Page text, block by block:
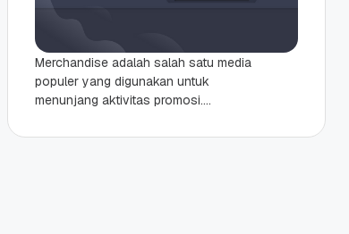
Merchandise adalah salah satu media
populer yang digunakan untuk
menunjang aktivitas promosi.
brand awareness merchandise juga